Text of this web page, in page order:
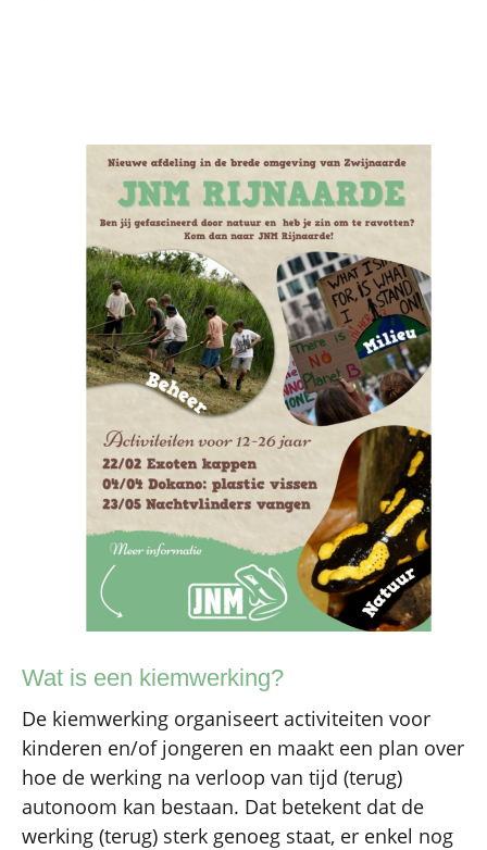
Wat is een kiemwerking?
De kiemwerking organiseert activiteiten voor
kinderen en/of jongeren en maakt een plan over
hoe de werking na verloop van tijd (terug)
autonoom kan bestaan. Dat betekent dat de
werking (terug) sterk genoeg staat, er enkel nog